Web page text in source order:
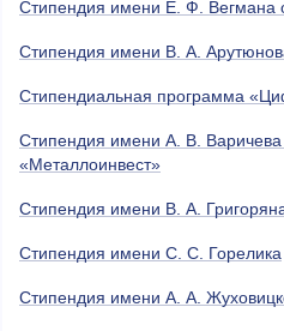
Стипендия имени Е. Ф. Вегмана
Стипендия имени В. А.
Стипендиальная программа
Стипендия имени А. В. Варичева
«Металлоинвест»
Стипендия имени В. А.
Стипендия имени С. С. Горелика
Стипендия имени А. А.